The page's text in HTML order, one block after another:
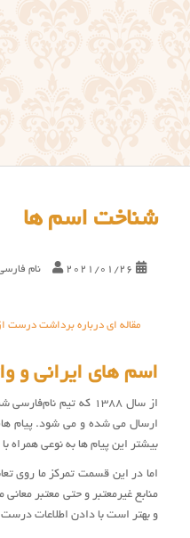
شناخت اسم ها
2021/01/26 نام
مقاله ای درباره برداشت درست
اسم های ایرانی و
از سال ۱۳۸۸ که تیم
ارسال می شده و می شود. پیام
بیشتر این پیام ها به نوعی همراه با
اما در این قسمت تمرکز ما روی
منابع غیرمعتبر و حتی معتبر
و بهتر است با دادن اطلاعات درست و کامل